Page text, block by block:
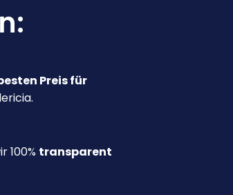
Preis für
100% transparent